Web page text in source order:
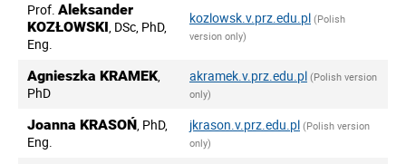
Prof. Aleksander
KOZŁOWSKI, DSc, PhD,
Eng.
kozlowsk.v.prz.edu.pl (Polish
version only)
Agnieszka KRAMEK,
PhD
akramek.v.prz.edu.pl (Polish version
only)
Joanna KRASOŃ, PhD,
Eng.
jkrason.v.prz.edu.pl (Polish version
only)